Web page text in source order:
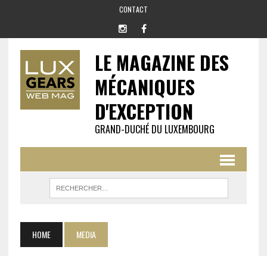
CONTACT
LE MAGAZINE DES
MÉCANIQUES
D'EXCEPTION
GRAND-DUCHÉ DU LUXEMBOURG
HOME MEDIA